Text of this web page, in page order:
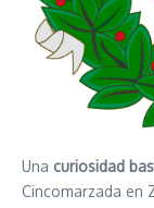
Una curiosidad
Cincomarzada en